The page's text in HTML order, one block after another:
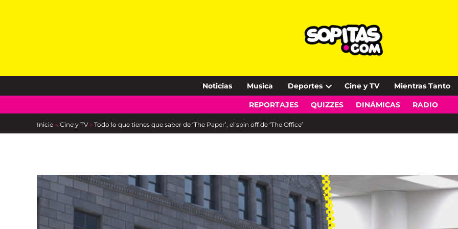
Noticias Musica Deportes
Open
dropdown
Cine y TV Mientras Tanto
REPORTAJES QUIZZES DINÁMICAS RADIO
Inicio » Cine y TV » Todo lo que tienes que saber de ‘The Paper’, el spin off de ‘The Office’